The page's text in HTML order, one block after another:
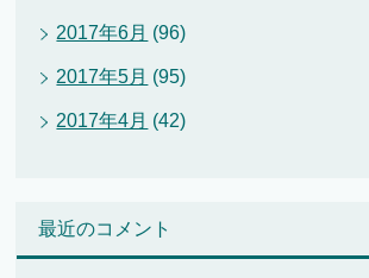
2017年6月 (96)
2017年5月 (95)
2017年4月 (42)
最近のコメント